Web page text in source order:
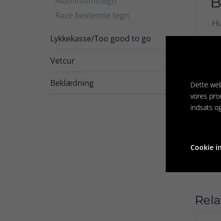
Race bestemte tegn
Lykkekasse/Too good to go
Vetcur
Beklædning
Dette
vores
indsats
Cookie